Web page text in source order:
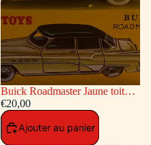
Buick Roadmaster Jaune toit
Vert
€20,00
Ajouter au panier